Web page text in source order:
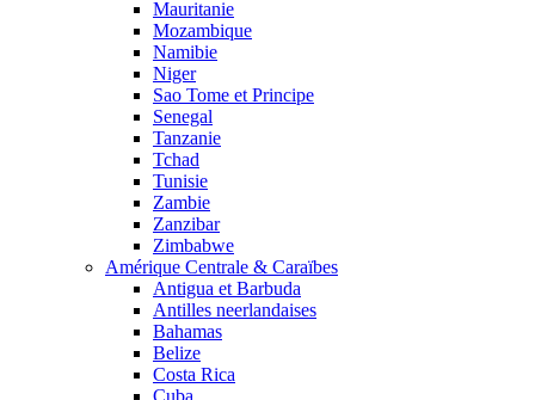
Mauritanie
Mozambique
Namibie
Niger
Sao Tome et Principe
Senegal
Tanzanie
Tchad
Tunisie
Zambie
Zanzibar
Zimbabwe
Amérique Centrale & Caraïbes
Antigua et Barbuda
Antilles neerlandaises
Bahamas
Belize
Costa Rica
Cuba